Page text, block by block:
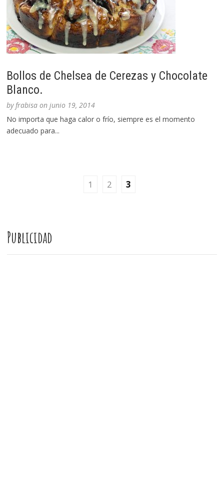
Bollos de Chelsea de Cerezas y Chocolate
Blanco.
byfrabisa onjunio 19, 2014
No importa que haga calor o frío, siempre es el momento
adecuado para...
1 2 3
Publicidad